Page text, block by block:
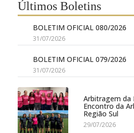
Últimos Boletins
BOLETIM OFICIAL 080/2026
31/07/2026
BOLETIM OFICIAL 079/2026
31/07/2026
Arbitragem da
Encontro da
Região Sul
29/07/2026